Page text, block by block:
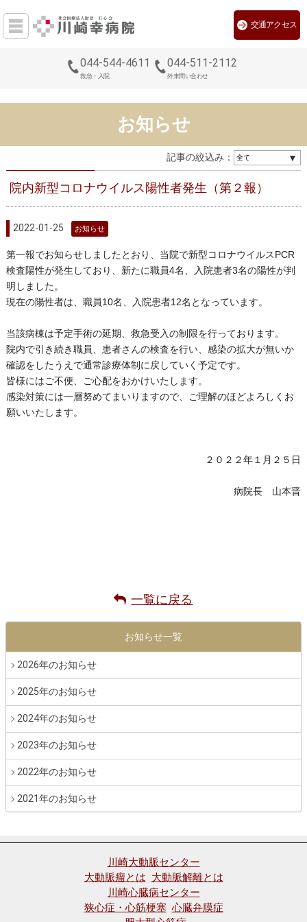
044-544-4611
救急・入院
044-511-2112
外来問い合わせ
交通アクセス
お知らせ
記事の絞込み：
院内新型コロナウイルス陽性者発生（第２報）
2022-01-25 お知らせ
第一報でお知らせしましたとおり、当院で新型コロナウイルスPCR
検査陽性が発生しており、新たに職員4名、入院患者3名の陽性が判
明しました。
現在の陽性者は、職員10名、入院患者12名となっています。
当該病棟は予定手術の延期、救急受入の制限を行っております。
院内で引き続き職員、患者さんの検査を行い、感染の拡大が無いか
確認をしたうえで通常診療体制に戻していく予定です。
皆様にはご不便、ご心配をおかけいたします。
感染対策には一層努めてまいりますので、ご理解のほどよろしくお
願いいたします。
２０２２年１月２５日
病院長 山本晋
一覧に戻る
お知らせ一覧
2026年のお知らせ
2025年のお知らせ
2024年のお知らせ
2023年のお知らせ
2022年のお知らせ
2021年のお知らせ
川崎大動脈センター
大動脈瘤とは 大動脈解離とは
川崎心臓病センター
狭心症・心筋梗塞 心臓弁膜症